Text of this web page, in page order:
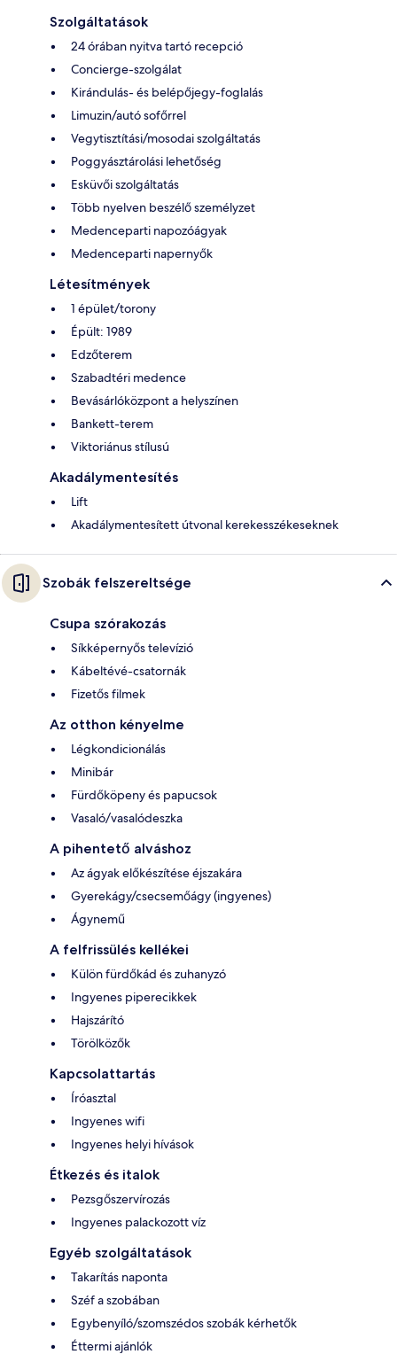
Szolgáltatások
24 órában nyitva tartó recepció
Concierge-szolgálat
Kirándulás- és belépőjegy-foglalás
Limuzin/autó sofőrrel
Vegytisztítási/mosodai szolgáltatás
Poggyásztárolási lehetőség
Esküvői szolgáltatás
Több nyelven beszélő személyzet
Medenceparti napozóágyak
Medenceparti napernyők
Létesítmények
1 épület/torony
Épült: 1989
Edzőterem
Szabadtéri medence
Bevásárlóközpont a helyszínen
Bankett-terem
Viktoriánus stílusú
Akadálymentesítés
Lift
Akadálymentesített útvonal kerekesszékeseknek
Szobák felszereltsége
Csupa szórakozás
Síkképernyős televízió
Kábeltévé-csatornák
Fizetős filmek
Az otthon kényelme
Légkondicionálás
Minibár
Fürdőköpeny és papucsok
Vasaló/vasalódeszka
A pihentető alváshoz
Az ágyak előkészítése éjszakára
Gyerekágy/csecsemőágy (ingyenes)
Ágynemű
A felfrissülés kellékei
Külön fürdőkád és zuhanyzó
Ingyenes piperecikkek
Hajszárító
Törölközők
Kapcsolattartás
Íróasztal
Ingyenes wifi
Ingyenes helyi hívások
Étkezés és italok
Pezsgőszervírozás
Ingyenes palackozott víz
Egyéb szolgáltatások
Takarítás naponta
Széf a szobában
Egybenyíló/szomszédos szobák kérhetők
Éttermi ajánlók